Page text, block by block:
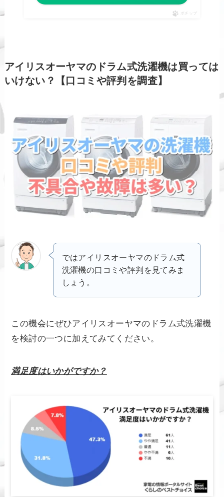
ポチップ
アイリスオーヤマのドラム式洗濯機は買っては
いけない？【口コミや評判を調査】
ではアイリスオーヤマのドラム式
洗濯機の口コミや評判を見てみま
しょう。
この機会にぜひアイリスオーヤマのドラム式洗濯機
を検討の一つに加えてみてください。
満足度はいかがですか？